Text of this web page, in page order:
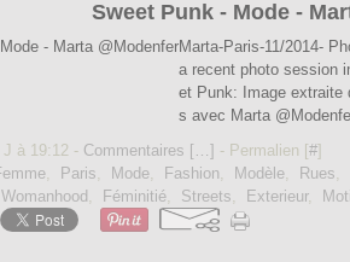
Sweet Punk - Mode -
Marta-Paris-11/2014-
a recent photo session
et Punk: Image extraite
s avec Marta
J à 19:12 - Commentaires [ …] - Permalien [#]
, Paris, Mode, Fashion, Modèle, Rues,
Womanhood , Féminitié, Streets, Exterieur,